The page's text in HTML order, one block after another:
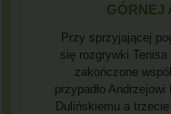
GÓRNEJ
Przy sprzyjającej
się rozgrywki
zakończone
przypadło
Dulińskiemu a